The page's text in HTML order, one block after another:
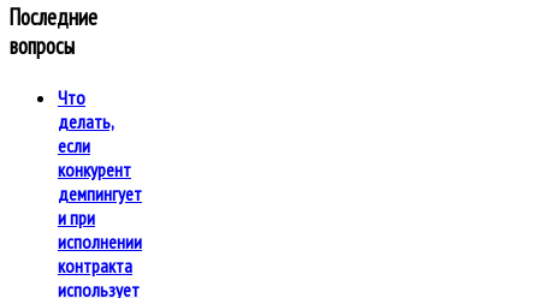
Последние
вопросы
Что
делать,
если
конкурент
демпингует
и при
исполнении
контракта
использует